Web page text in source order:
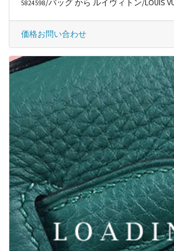
5824598/バッグ から ルイヴィトン/LOUIS
価格お問い合わせ